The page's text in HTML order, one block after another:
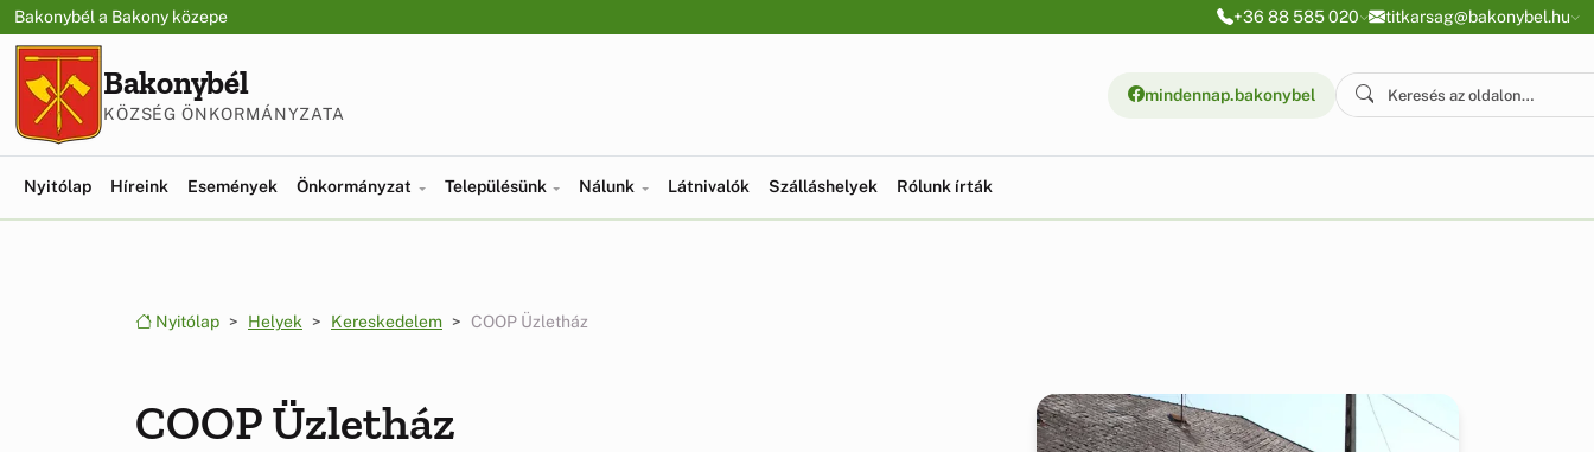
Ugrás a menüre
Ugrás a tartalomra
Bakonybél a Bakony közepe +36 88 585 020 titkarsag@bakonybel.hu
Bakonybél
KÖZSÉG ÖNKORMÁNYZATA
mindennap.bakonybel
Nyitólap Híreink Események Önkormányzat Településünk Nálunk Látnivalók Szálláshelyek Rólunk írták
Nyitólap Helyek Kereskedelem COOP Üzletház
COOP Üzletház